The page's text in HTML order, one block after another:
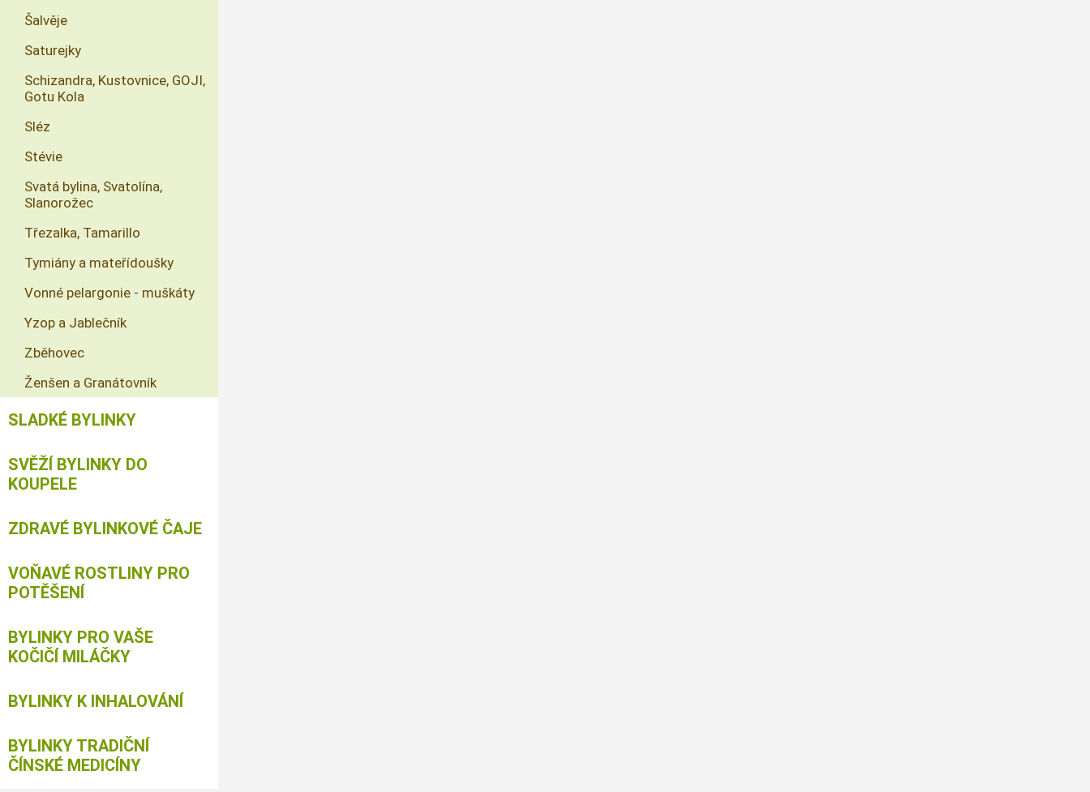
Šalvěje
Saturejky
Schizandra, Kustovnice, GOJI,
Gotu Kola
Sléz
Stévie
Svatá bylina, Svatolína,
Slanorožec
Třezalka, Tamarillo
Tymiány a mateřídoušky
Vonné pelargonie - muškáty
Yzop a Jablečník
Zběhovec
Ženšen a Granátovník
SLADKÉ BYLINKY
SVĚŽÍ BYLINKY DO
KOUPELE
ZDRAVÉ BYLINKOVÉ ČAJE
VOŇAVÉ ROSTLINY PRO
POTĚŠENÍ
BYLINKY PRO VAŠE
KOČIČÍ MILÁČKY
BYLINKY K INHALOVÁNÍ
BYLINKY TRADIČNÍ
ČÍNSKÉ MEDICÍNY